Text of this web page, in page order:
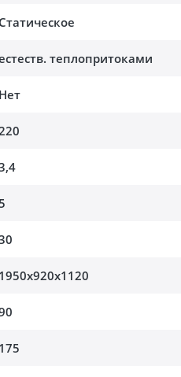
Статическое
теплопритоками
Нет
1950x920x1120
175